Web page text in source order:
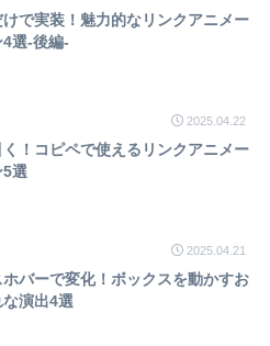
けで実装！魅力的なリンクアニメー
4選-後編-
2025.04.22
く！コピペで使えるリンクアニメー
5選
2025.04.21
ホバーで変化！ボックスを動かすお
な演出4選